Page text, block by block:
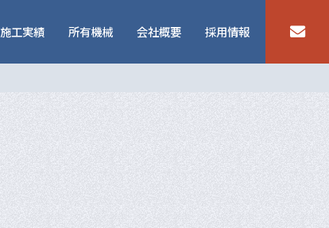
施工実績 所有機械 会社概要 採用情報